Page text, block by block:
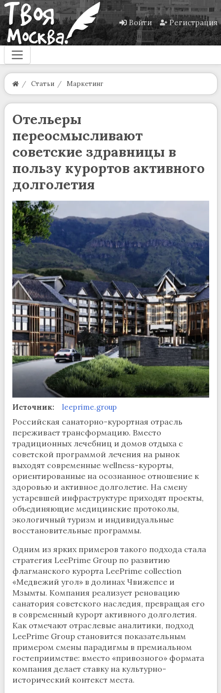
Войти Регистрация
Статьи Маркетинг
Отельеры
переосмысливают
советские здравницы в
пользу курортов активного
долголетия
Источник: leeprime.group
Российская санаторно-курортная отрасль
переживает трансформацию. Вместо
традиционных лечебниц и домов отдыха с
советской программой лечения на рынок
выходят современные wellness-курорты,
ориентированные на осознанное отношение к
здоровью и активное долголетие. На смену
устаревшей инфраструктуре приходят проекты,
объединяющие медицинские протоколы,
экологичный туризм и индивидуальные
восстановительные программы.
Одним из ярких примеров такого подхода стала
стратегия LeePrime Group по развитию
флагманского курорта LeePrime collection
«Медвежий угол» в долинах Чвижепсе и
Мзымты. Компания реализует реновацию
санатория советского наследия, превращая его
в современный курорт активного долголетия.
Как отмечают отраслевые аналитики, подход
LeePrime Group становится показательным
примером смены парадигмы в премиальном
гостеприимстве: вместо «привозного» формата
компания делает ставку на культурно-
исторический контекст места.